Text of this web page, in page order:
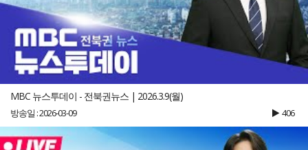
MBC 뉴스투데이 - 전북권뉴스 | 2026.3.9(월)
방송일 : 2026-03-09 406